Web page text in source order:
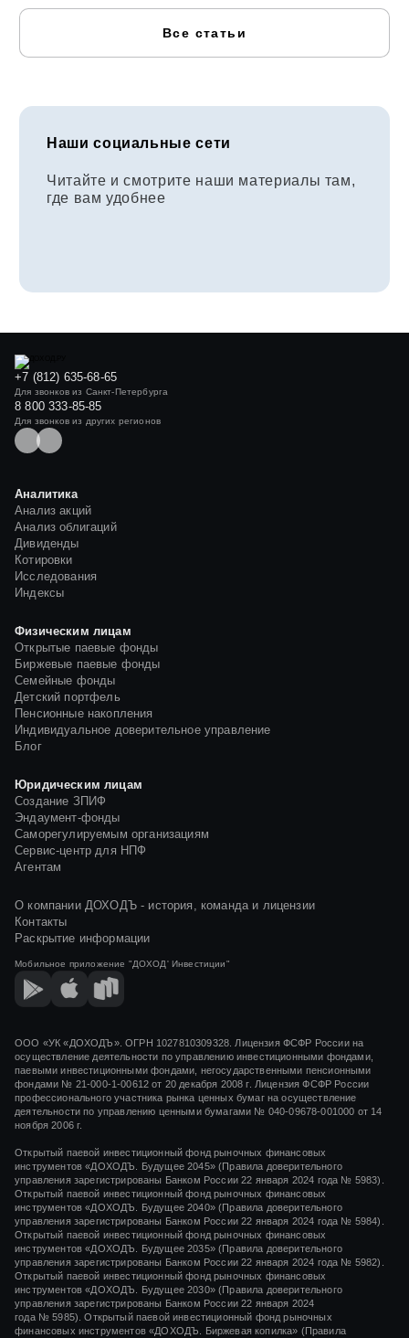
Все статьи
Наши социальные сети
Читайте и смотрите наши материалы там,
где вам удобнее
+7 (812) 635-68-65
Для звонков из Санкт-Петербурга
8 800 333-85-85
Для звонков из других регионов
Аналитика
Анализ акций
Анализ облигаций
Дивиденды
Котировки
Исследования
Индексы
Физическим лицам
Открытые паевые фонды
Биржевые паевые фонды
Семейные фонды
Детский портфель
Пенсионные накопления
Индивидуальное доверительное управление
Блог
Юридическим лицам
Создание ЗПИФ
Эндаумент-фонды
Саморегулируемым организациям
Сервис-центр для НПФ
Агентам
О компании ДОХОДЪ - история, команда и лицензии
Контакты
Раскрытие информации
Мобильное приложение "ДОХОД' Инвестиции"
ООО «УК «ДОХОДЪ». ОГРН 1027810309328. Лицензия ФСФР России на
осуществление деятельности по управлению инвестиционными фондами,
паевыми инвестиционными фондами, негосударственными пенсионными
фондами № 21-000-1-00612 от 20 декабря 2008 г. Лицензия ФСФР России
профессионального участника рынка ценных бумаг на осуществление
деятельности по управлению ценными бумагами № 040-09678-001000 от 14
ноября 2006 г.
Открытый паевой инвестиционный фонд рыночных финансовых
инструментов «ДОХОДЪ. Будущее 2045» (Правила доверительного
управления зарегистрированы Банком России 22 января 2024 года № 5983).
Открытый паевой инвестиционный фонд рыночных финансовых
инструментов «ДОХОДЪ. Будущее 2040» (Правила доверительного
управления зарегистрированы Банком России 22 января 2024 года № 5984).
Открытый паевой инвестиционный фонд рыночных финансовых
инструментов «ДОХОДЪ. Будущее 2035» (Правила доверительного
управления зарегистрированы Банком России 22 января 2024 года № 5982).
Открытый паевой инвестиционный фонд рыночных финансовых
инструментов «ДОХОДЪ. Будущее 2030» (Правила доверительного
управления зарегистрированы Банком России 22 января 2024
года № 5985). Открытый паевой инвестиционный фонд рыночных
финансовых инструментов «ДОХОДЪ. Биржевая копилка» (Правила